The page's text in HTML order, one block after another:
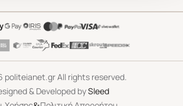
politeianet.gr All rights reserved.
& Developed bySleed